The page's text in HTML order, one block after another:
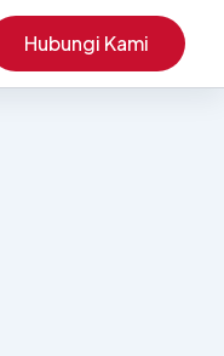
Hubungi Kami